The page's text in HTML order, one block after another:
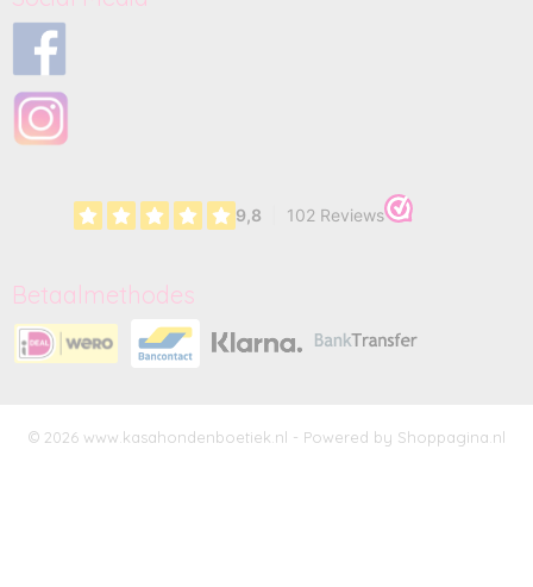
Betaalmethodes
© 2026 www.kasahondenboetiek.nl - Powered by Shoppagina.nl